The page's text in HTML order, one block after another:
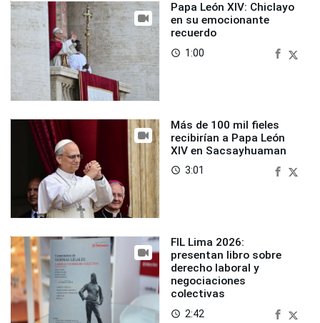
Papa León XIV: Chiclayo
en su emocionante
recuerdo
access_time 1:00
Más de 100 mil fieles
recibirían a Papa León
XIV en Sacsayhuaman
access_time 3:01
FIL Lima 2026:
presentan libro sobre
derecho laboral y
negociaciones
colectivas
access_time 2:42